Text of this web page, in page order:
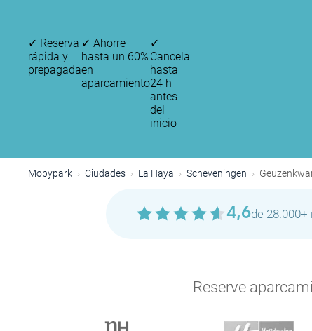
✓ Reserva
rápida y
prepagada
✓ Ahorre
hasta un 60%
en
aparcamiento
✓
Cancela
hasta
24 h
antes
del
inicio
Mobypark Ciudades La Haya Scheveningen
4,6de
Reserve